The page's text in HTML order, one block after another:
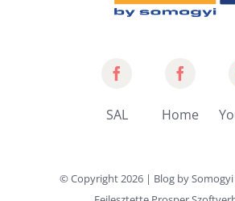
Line
SAL
Somogyi
Home
© Copyright 2026 | Blog by